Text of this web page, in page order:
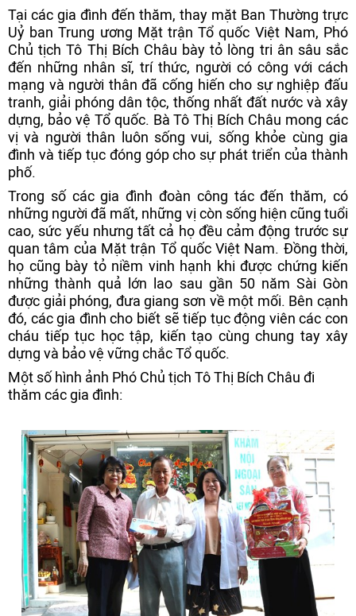
Tại các gia đình đến thăm, thay mặt Ban Thường trực
Uỷ ban Trung ương Mặt trận Tổ quốc Việt Nam, Phó
Chủ tịch Tô Thị Bích Châu bày tỏ lòng tri ân sâu sắc
đến những nhân sĩ, trí thức, người có công với cách
mạng và người thân đã cống hiến cho sự nghiệp đấu
tranh, giải phóng dân tộc, thống nhất đất nước và xây
dựng, bảo vệ Tổ quốc. Bà Tô Thị Bích Châu mong các
vị và người thân luôn sống vui, sống khỏe cùng gia
đình và tiếp tục đóng góp cho sự phát triển của thành
phố.
Trong số các gia đình đoàn công tác đến thăm, có
những người đã mất, những vị còn sống hiện cũng tuổi
cao, sức yếu nhưng tất cả họ đều cảm động trước sự
quan tâm của Mặt trận Tổ quốc Việt Nam. Đồng thời,
họ cũng bày tỏ niềm vinh hạnh khi được chứng kiến
những thành quả lớn lao sau gần 50 năm Sài Gòn
được giải phóng, đưa giang sơn về một mối. Bên cạnh
đó, các gia đình cho biết sẽ tiếp tục động viên các con
cháu tiếp tục học tập, kiến tạo cùng chung tay xây
dựng và bảo vệ vững chắc Tổ quốc.
Một số hình ảnh Phó Chủ tịch Tô Thị Bích Châu đi
thăm các gia đình: